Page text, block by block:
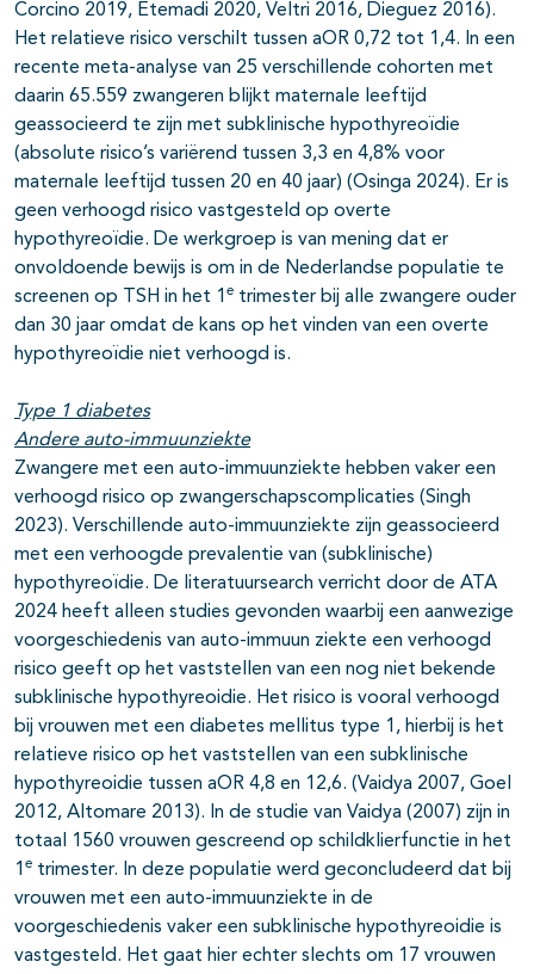
Corcino 2019, Etemadi 2020, Veltri 2016, Dieguez 2016).
Het relatieve risico verschilt tussen aOR 0,72 tot 1,4. In een
recente meta-analyse van 25 verschillende cohorten met
daarin 65.559 zwangeren blijkt maternale leeftijd
geassocieerd te zijn met subklinische hypothyreoïdie
(absolute risico’s variërend tussen 3,3 en 4,8% voor
maternale leeftijd tussen 20 en 40 jaar) (Osinga 2024). Er is
geen verhoogd risico vastgesteld op overte
hypothyreoïdie. De werkgroep is van mening dat er
onvoldoende bewijs is om in de Nederlandse populatie te
screenen op TSH in het 1 e trimester bij alle zwangere ouder
dan 30 jaar omdat de kans op het vinden van een overte
hypothyreoïdie niet verhoogd is.
Type 1 diabetes
Andere auto-immuunziekte
Zwangere met een auto-immuunziekte hebben vaker een
verhoogd risico op zwangerschapscomplicaties (Singh
2023). Verschillende auto-immuunziekte zijn geassocieerd
met een verhoogde prevalentie van (subklinische)
hypothyreoïdie. De literatuursearch verricht door de ATA
2024 heeft alleen studies gevonden waarbij een aanwezige
voorgeschiedenis van auto-immuun ziekte een verhoogd
risico geeft op het vaststellen van een nog niet bekende
subklinische hypothyreoidie. Het risico is vooral verhoogd
bij vrouwen met een diabetes mellitus type 1, hierbij is het
relatieve risico op het vaststellen van een subklinische
hypothyreoidie tussen aOR 4,8 en 12,6. (Vaidya 2007, Goel
2012, Altomare 2013). In de studie van Vaidya (2007) zijn in
totaal 1560 vrouwen gescreend op schildklierfunctie in het
1 e trimester. In deze populatie werd geconcludeerd dat bij
vrouwen met een auto-immuunziekte in de
voorgeschiedenis vaker een subklinische hypothyreoidie is
vastgesteld. Het gaat hier echter slechts om 17 vrouwen